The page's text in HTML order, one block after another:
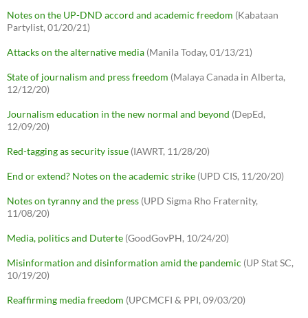
Notes on the UP-DND accord and academic freedom (Kabataan
Partylist, 01/20/21)
Attacks on the alternative media (Manila Today, 01/13/21)
State of journalism and press freedom (Malaya Canada in Alberta,
12/12/20)
Journalism education in the new normal and beyond (DepEd,
12/09/20)
Red-tagging as security issue (IAWRT, 11/28/20)
End or extend? Notes on the academic strike (UPD CIS, 11/20/20)
Notes on tyranny and the press (UPD Sigma Rho Fraternity,
11/08/20)
Media, politics and Duterte (GoodGovPH, 10/24/20)
Misinformation and disinformation amid the pandemic (UP Stat SC,
10/19/20)
Reaffirming media freedom (UPCMCFI & PPI, 09/03/20)